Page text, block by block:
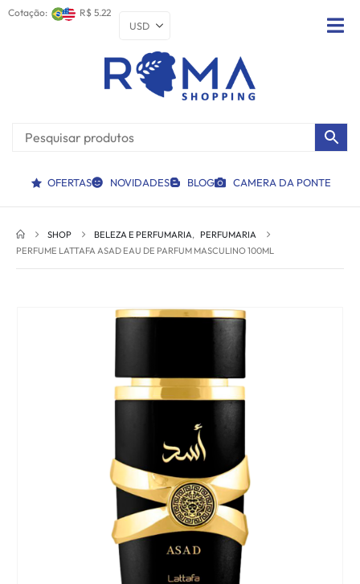
Cotação: R$ 5.22
OFERTAS NOVIDADES BLOG CAMERA DA PONTE
SHOP BELEZA E PERFUMARIA, PERFUMARIA
PERFUME LATTAFA ASAD EAU DE PARFUM MASCULINO 100ML